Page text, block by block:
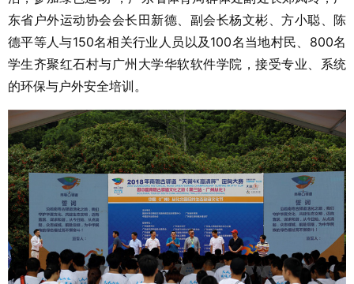
东省户外运动协会会长田新德、副会长杨文彬、方小聪、陈
德平等人与150名相关行业人员以及100名当地村民、800名
学生齐聚红石村与广州大学华软软件学院，接受专业、系统
的环保与户外安全培训。